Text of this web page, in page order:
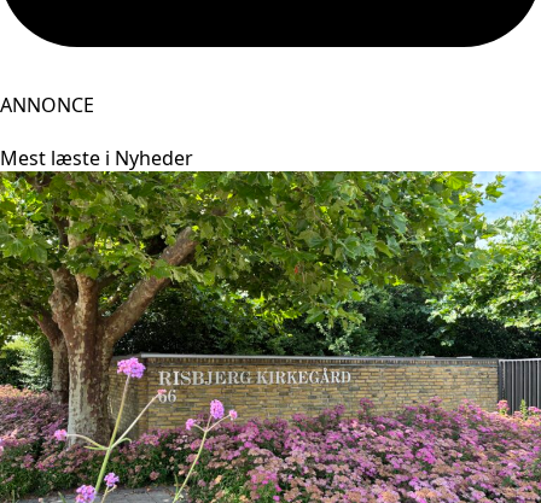
ANNONCE
Mest læste i Nyheder